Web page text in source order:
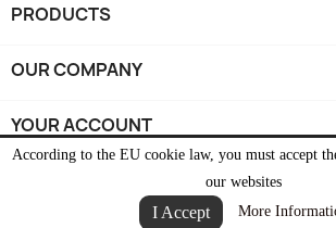
According to the EU cookie law, you must accept
our websites
I Accept More
PRODUCTS
OUR COMPANY
YOUR ACCOUNT
© 2026 - Ecommerce software by